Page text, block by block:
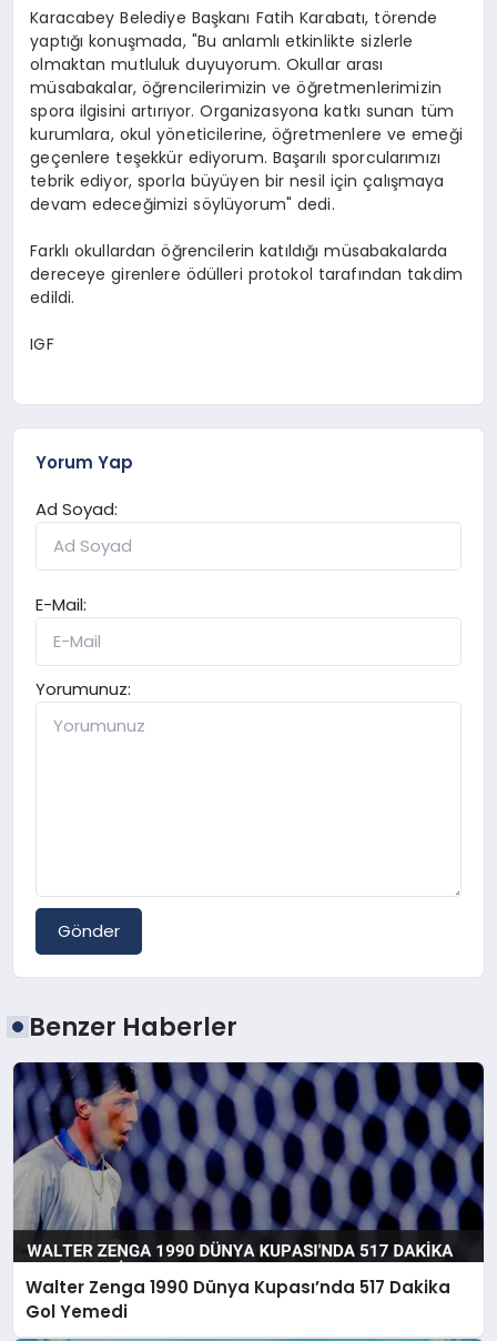
Karacabey Belediye Başkanı Fatih Karabatı, törende
yaptığı konuşmada, "Bu anlamlı etkinlikte sizlerle
olmaktan mutluluk duyuyorum. Okullar arası
müsabakalar, öğrencilerimizin ve öğretmenlerimizin
spora ilgisini artırıyor. Organizasyona katkı sunan tüm
kurumlara, okul yöneticilerine, öğretmenlere ve emeği
geçenlere teşekkür ediyorum. Başarılı sporcularımızı
tebrik ediyor, sporla büyüyen bir nesil için çalışmaya
devam edeceğimizi söylüyorum" dedi.
Farklı okullardan öğrencilerin katıldığı müsabakalarda
dereceye girenlere ödülleri protokol tarafından takdim
edildi.
IGF
Yorum Yap
Ad Soyad:
E-Mail:
Yorumunuz:
Gönder
Benzer Haberler
Walter Zenga 1990 Dünya Kupası’nda 517 Dakika
Gol Yemedi